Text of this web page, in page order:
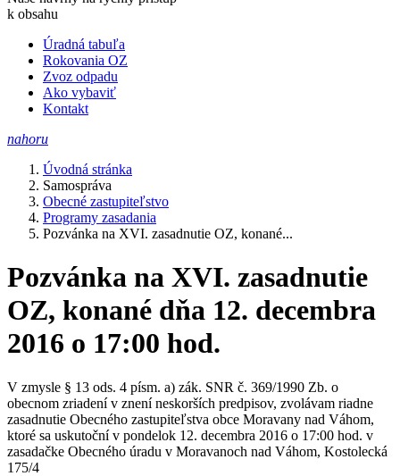
k obsahu
Úradná tabuľa
Rokovania OZ
Zvoz odpadu
Ako vybaviť
Kontakt
nahoru
Úvodná stránka
Samospráva
Obecné zastupiteľstvo
Programy zasadania
Pozvánka na XVI. zasadnutie OZ, konané...
Pozvánka na XVI. zasadnutie
OZ, konané dňa 12. decembra
2016 o 17:00 hod.
V zmysle § 13 ods. 4 písm. a) zák. SNR č. 369/1990 Zb. o
obecnom zriadení v znení neskorších predpisov, zvolávam riadne
zasadnutie Obecného zastupiteľstva obce Moravany nad Váhom,
ktoré sa uskutoční v pondelok 12. decembra 2016 o 17:00 hod. v
zasadačke Obecného úradu v Moravanoch nad Váhom, Kostolecká
175/4